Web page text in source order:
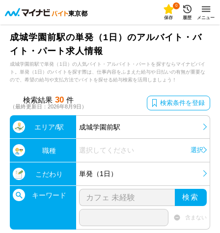
東京都
0
保存 履歴 メニュー
成城学園前駅の単発（1日）のアルバイト・バ
イト・パート求人情報
成城学園前駅で単発（1日）の人気バイト・アルバイト・パートを探すならマイナビバイ
ト。単発（1日）のバイトを探す際は、仕事内容をふまえた給与や日払いの有無が重要な
ので、希望の給与や支払方法でバイトを探せる給与検索を活用しましょう！
検索結果 30 件
（最終更新日：2026年8月9日） 検索条件を登録
エリア/駅 成城学園前駅
職種 選択してください 選択
こだわり 単発（1日）
キーワード 検索
含まない